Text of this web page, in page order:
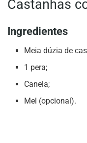
Castanhas
Ingredientes
Meia dúzia de
1 pera;
Canela;
Mel (opcional).